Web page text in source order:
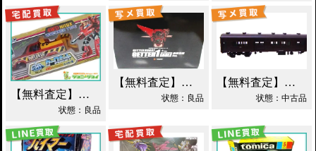
【無料査定】昭和レトロ玩具歓迎 ｜ カーロボット 4WD・レッカー車 ダイアクロン買取！
状態：良品
【無料査定】昭和レトロ玩具歓迎 ｜ EX合金 ゲッターロボ ゲッター1 買取！
状態：良品
【無料査定】昭和レトロ玩具歓迎 ｜ モデルワム マニ60 1/87 買取！
状態：中古品